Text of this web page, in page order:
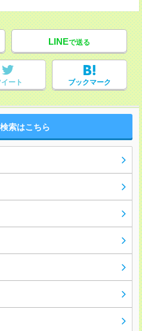
LINEで送る
イート ブックマーク
索はこちら